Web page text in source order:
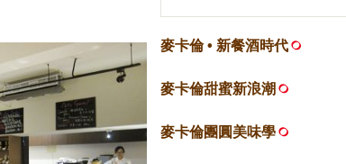
麥卡倫 • 新餐酒時代
麥卡倫甜蜜新浪潮
麥卡倫團圓美味學